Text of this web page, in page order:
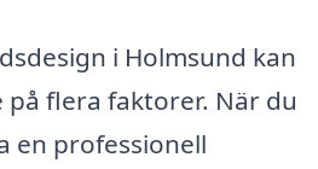
i Holmsund kan
flera faktorer. När du
en professionell